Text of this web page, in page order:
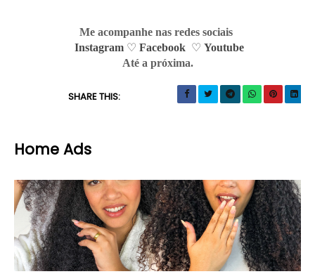
Me acompanhe nas redes sociais
Instagram ♡ Facebook ♡ Youtube
Até a próxima.
SHARE THIS:
Home Ads